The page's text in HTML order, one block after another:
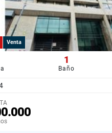
Venta
1
Baño